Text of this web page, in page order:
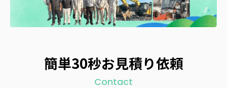
簡単30秒お見積り依頼
Contact